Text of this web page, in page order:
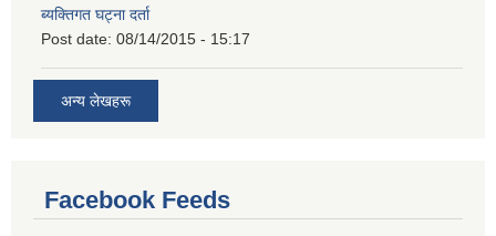
ब्यक्तिगत घट्ना दर्ता
Post date: 08/14/2015 - 15:17
अन्य लेखहरू
Facebook Feeds